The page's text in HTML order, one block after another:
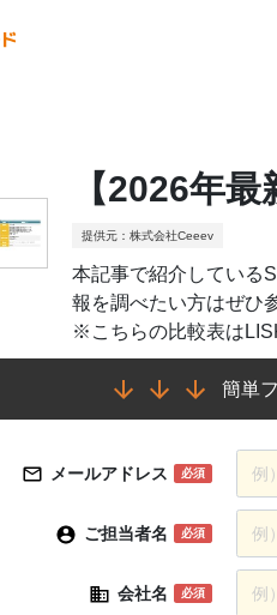
【2026年
提供元：株式会社Ceeev
本記事で紹介している
報を調べたい方はぜひ
※こちらの比較表は
簡単
メールアドレス 必須
ご担当者名 必須
会社名 必須